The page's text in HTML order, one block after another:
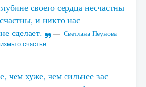
своего сердца несчастны
и никто нас
сделает.
Светлана Пеунова
о счастье
чем хуже, чем сильнее вас